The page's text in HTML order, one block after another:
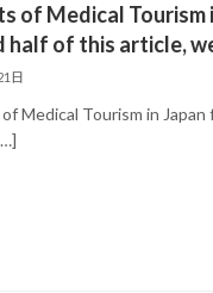
of Medical
half of this article,
日
Medical Tourism in